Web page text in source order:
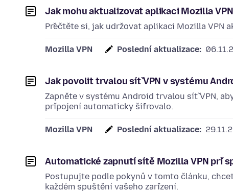
Jak mohu aktualizovat aplikaci Mozilla
Přečtěte si, jak udržovat aplikaci Mozilla VPN
Mozilla VPN Poslední aktualizace:
Jak povolit trvalou síť VPN v systému
Zapněte v systému Android trvalou síť VPN,
připojení automaticky šifrovalo.
Mozilla VPN Poslední aktualizace:
Automatické zapnutí sítě Mozilla VPN při
Postupujte podle pokynů v tomto článku,
každém spuštění vašeho zařízení.